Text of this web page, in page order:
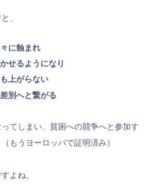
、
に蝕まれ
せるようになり
上がらない
別へと繋がる
てしまい、貧困への競争へと参加す
もうヨーロッパで証明済み）
よね。